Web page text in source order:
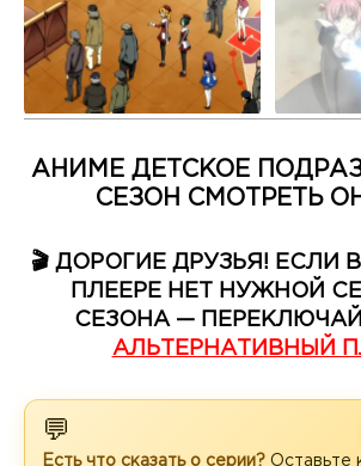
АНИМЕ ДЕТСКОЕ
СЕЗОН СМОТРЕТЬ
🎬 ДОРОГИЕ ДРУЗЬЯ! ЕСЛИ
ПЛЕЕРЕ НЕТ НУЖНОЙ
СЕЗОНА —
АЛЬТЕРНАТИВНЫЙ
💬
Есть что сказать о серии? Оставьте